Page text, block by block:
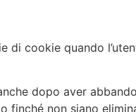
cookie quando
dopo aver
non siano